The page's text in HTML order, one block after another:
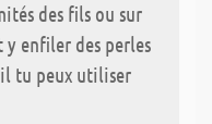
des fils ou sur
enfiler des perles
tu peux utiliser